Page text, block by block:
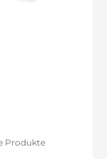
Produkte